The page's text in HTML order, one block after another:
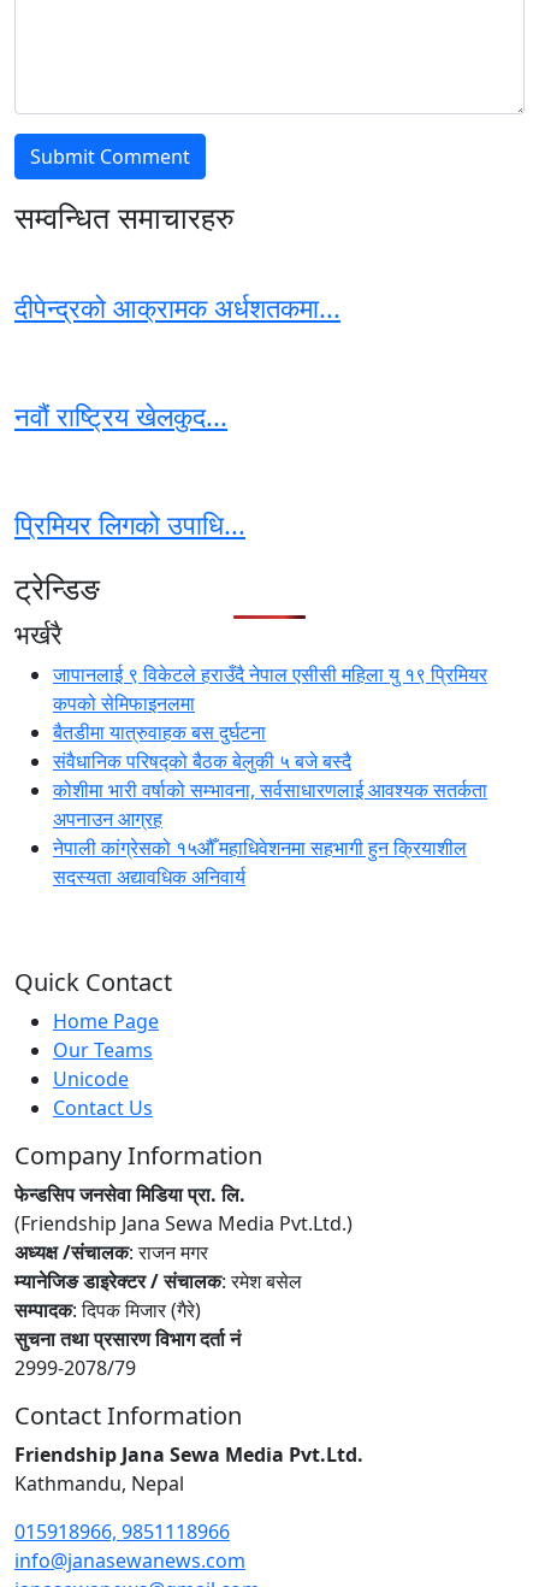
सम्वन्धित समाचारहरु
दीपेन्द्रको आक्रामक अर्धशतकमा...
नवौं राष्ट्रिय खेलकुद...
प्रिमियर लिगको उपाधि...
ट्रेन्डिङ
भर्खरै
जापानलाई ९ विकेटले हराउँदै नेपाल एसीसी महिला यु १९ प्रिमियर
कपको सेमिफाइनलमा
बैतडीमा यात्रुवाहक बस दुर्घटना
संवैधानिक परिषद्को बैठक बेलुकी ५ बजे बस्दै
कोशीमा भारी वर्षाको सम्भावना, सर्वसाधारणलाई आवश्यक सतर्कता
अपनाउन आग्रह
नेपाली कांग्रेसको १५औँ महाधिवेशनमा सहभागी हुन क्रियाशील
सदस्यता अद्यावधिक अनिवार्य
Quick Contact
Home Page
Our Teams
Unicode
Contact Us
Company Information
फेन्डसिप जनसेवा मिडिया प्रा. लि.
(Friendship Jana Sewa Media Pvt.Ltd.)
अध्यक्ष /संचालक: राजन मगर
म्यानेजिङ डाइरेक्टर / संचालक: रमेश बसेल
सम्पादक: दिपक मिजार (गैरे)
सुचना तथा प्रसारण विभाग दर्ता नं
2999-2078/79
Contact Information
Friendship Jana Sewa Media Pvt.Ltd.
Kathmandu, Nepal
015918966, 9851118966
info@janasewanews.com